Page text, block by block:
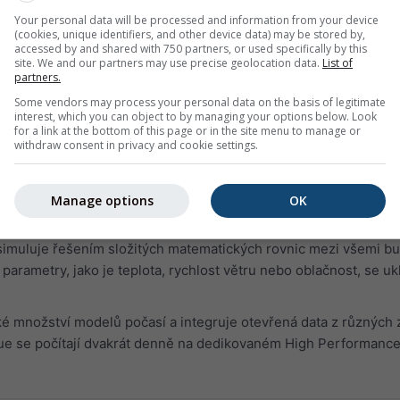
Za takových podmínek je riziko chyby vysoké a je třeba k nim
případech takové situace nezachytí ani různé modely.
procesy. Model počasí rozděluje svět nebo region na malé
je přibližně 4 km až 40 km široká a 100 m až 2 km
vrstev a sahají hluboko do stratosféry až do 10-25 hPa
řešením složitých matematických rovnic mezi všemi
jako je teplota, rychlost větru nebo oblačnost, se
množství modelů počasí a integruje otevřená data z různých
se počítají dvakrát denně na dedikovaném High Performance
Your personal data will be processed and information from your device
(cookies, unique identifiers, and other device data) may be stored by,
accessed by and shared with 750 partners, or used specifically by this
site. We and our partners may use precise geolocation data. List of
partners.
Some vendors may process your personal data on the basis of legitimate
interest, which you can object to by managing your options below. Look
for a link at the bottom of this page or in the site menu to manage or
withdraw consent in privacy and cookie settings.
OK
Manage options